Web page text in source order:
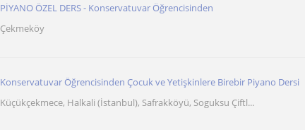
PİYANO ÖZEL DERS - Konservatuvar Öğrencisinden
Çekmeköy
Konservatuvar Öğrencisinden Çocuk ve Yetişkinlere Birebir Piyano Dersi
Küçükçekmece, Halkali (İstanbul), Safrakköyü, Soguksu Çiftl...